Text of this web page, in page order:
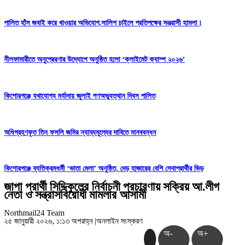
পালিত হাঁস জবাই করে খাওয়ার অভিযোগ,সালিশ চাইলে প্রতিপক্ষের সন্ত্রাসী হামলা।
নীলফামারীতে অনুপ্রেরণার উদ্যোগে অনুষ্ঠিত হলো ‘ক্লাইমেট ক্যাম্প ২০২৬’
কিশোরগঞ্জে যথাযোগ্য মর্যাদায় জুলাই গণঅভ্যুত্থান দিবস পালিত
অধিগ্রহণকৃত তিন ফসলি জমির ন্যায্যমূল্যের দাবিতে মানববন্ধন
কিশোরগঞ্জে ব্যতিক্রমধর্মী ‘ভাতা মেলা’ অনুষ্ঠিত, দেড় হাজারের বেশি সেবাপ্রার্থীর ভিড়
জাপা প্রার্থী সিদ্দিকুলের নির্বাচনী প্রচারণায় সক্রিয় আ.লীগ
নেতা ও সন্ত্রাসবিরোধী মামলার আসামী
Northmail24 Team
২৫ জানুয়ারী ২০২৬, ১:১৩ অপরাহ্ন |অনলাইন সংস্করণ
অ- অ+